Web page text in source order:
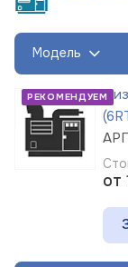
Модель
РЕКОМЕНДУЕМ
от